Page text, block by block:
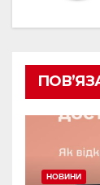
НОВИНИ